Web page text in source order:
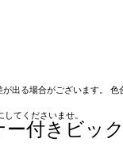
出る場合がございます。
てくださいませ。
ー付きビッ